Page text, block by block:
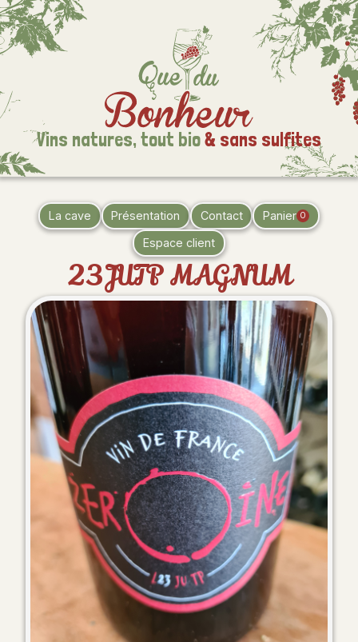
Vins natures, tout bio& sans sulfites
La cave Présentation Contact Panier 0
Espace client
23JUTP MAGNUM